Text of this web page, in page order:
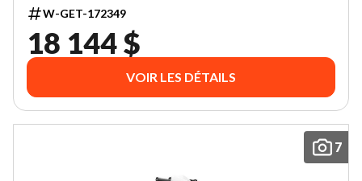
W-GET-172349
18 144 $
VOIR LES DÉTAILS
7